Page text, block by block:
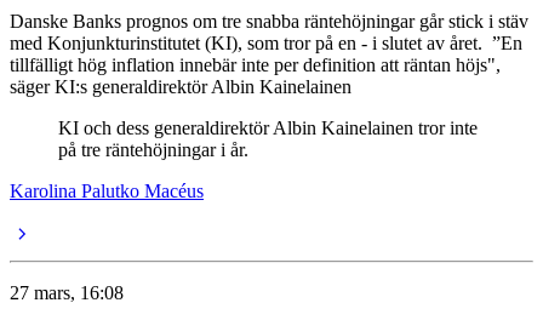
Danske Banks prognos om tre snabba räntehöjningar går stick i stäv
med Konjunkturinstitutet (KI), som tror på en - i slutet av året. ”En
tillfälligt hög inflation innebär inte per definition att räntan höjs",
säger KI:s generaldirektör Albin Kainelainen
KI och dess generaldirektör Albin Kainelainen tror inte
på tre räntehöjningar i år.
Karolina Palutko Macéus
27 mars, 16:08